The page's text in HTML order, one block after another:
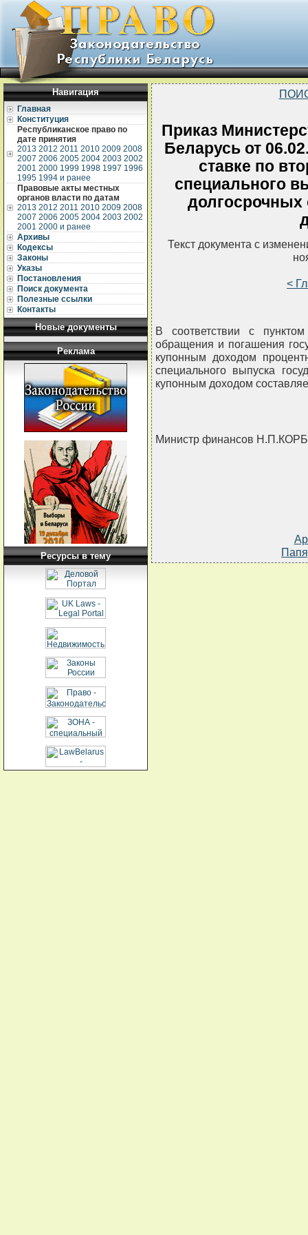
Навигация
Главная
Конституция
Республиканское право по
дате принятия
2013 2012 2011 2010 2009 2008
2007 2006 2005 2004 2003 2002
2001 2000 1999 1998 1997 1996
1995 1994 и ранее
Правовые акты местных
органов власти по датам
2013 2012 2011 2010 2009 2008
2007 2006 2005 2004 2003 2002
2001 2000 и ранее
Архивы
Кодексы
Законы
Указы
Постановления
Поиск документа
Полезные ссылки
Контакты
Новые документы
Реклама
Ресурсы в тему
Приказ
Беларусь от
ставке по
специального
долгосрочных
Текст документа с
<
В соответствии с
обращения и погашения
купонным доходом
специального выпуска
купонным доходом
Министр финансов